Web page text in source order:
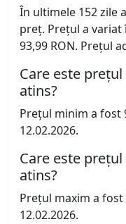
În ultimele 152 zile
preț. Prețul a variat
93,99 RON. Prețul
Care este
atins?
Prețul minim a fost
12.02.2026.
Care este
atins?
Prețul maxim a fost
12.02.2026.